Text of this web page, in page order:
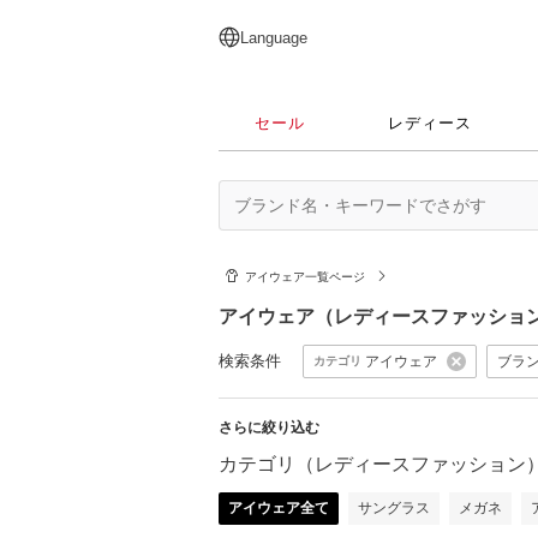
日本語
English
简体中文
繁體中文
Language
セール レディース
アイウェア一覧ページ
アイウェア（レディースファッショ
検索条件 カテゴリ アイウェア ブラ
さらに絞り込む
カテゴリ（レディースファッション
アイウェア全て サングラス メガネ